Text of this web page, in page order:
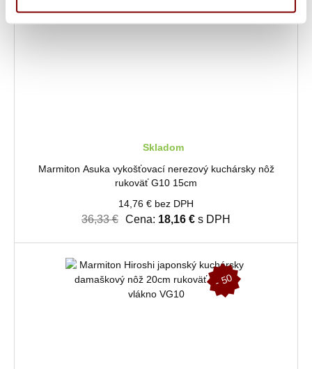
%
Skladom
Marmiton Asuka vykošťovací nerezový kuchársky nôž
rukoväť G10 15cm
14,76 € bez DPH
36,33 € Cena: 18,16 € s DPH
-
5
0